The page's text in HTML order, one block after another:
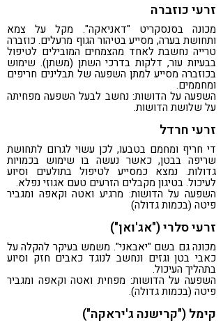
זרעי כוזברה
מכונה בסנסקריט "דאניאקה". מקל על צמא
ותחושת בערה, מסייע בטיהור הגוף מרעלים. כוזברה
טרייה נחשבת לאחד מהצמחים המובילים לטיפול
בבעיות עור, דלקות בדרכי השתן (משתן). שימוש
בכוזברה מסייע למתן השפעה של תבלינים חריפים
ומחממים.
השפעה על הדושות: נחשב לבעל השפעה מפחיתה
על שלושת הדושות.
זרעי חרדל
די חריף ומחמם בטבעו, לכן עשוי לגרום לתחושת
שריפה בבטן, כאשר נעשה בו שימוש בכמויות
גדולות. נמצא כמסייע לטיפול בתולעים וסיוע
לעיכול. בטיגון מקבלים הזרעים טעם אגוזי נפלא.
השפעה על הדושות: מרגיע ואטה וקאפה ומגביר
פיטה (בכמות גדולה)
זרעי סלרי ("אג'ואן")
מכונה גם בשם "יאבאני". משמש בעיקר להקלה על
כאבי בטן וגזים ונחשב לנוגד כאבים חזק וסיוע
בתהליך העיכול.
השפעה על הדושות: מפחית ואטה וקאפה ומגביר
פיטה (בכמות גדולה).
קימל ("קרישנה ג'יראקה")